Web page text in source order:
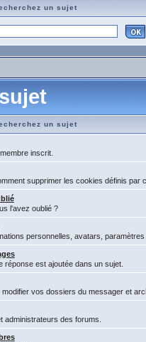
un sujet
un sujet
inscrit.
supprimer les cookies définis par
l'avez oublié ?
personnelles, avatars,
réponse est ajoutée dans un sujet.
vos dossiers du messager et
administrateurs des forums.